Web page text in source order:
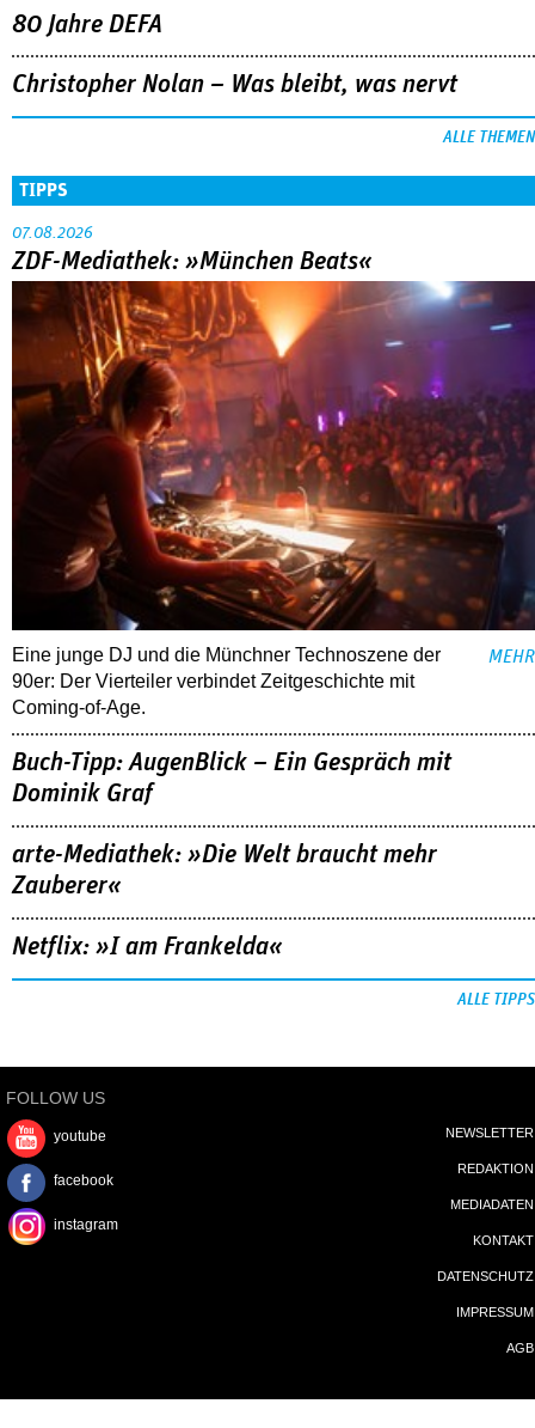
80 Jahre DEFA
Christopher Nolan – Was bleibt, was nervt
ALLE THEMEN
TIPPS
07.08.2026
ZDF-Mediathek: »München Beats«
Eine junge DJ und die Münchner Technoszene der
90er: Der Vierteiler verbindet Zeitgeschichte mit
Coming-of-Age.
MEHR
Buch-Tipp: AugenBlick – Ein Gespräch mit
Dominik Graf
arte-Mediathek: »Die Welt braucht mehr
Zauberer«
Netflix: »I am Frankelda«
ALLE TIPPS
FOLLOW US
youtube
facebook
instagram
NEWSLETTER
REDAKTION
MEDIADATEN
KONTAKT
DATENSCHUTZ
IMPRESSUM
AGB